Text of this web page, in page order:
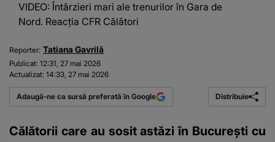
VIDEO: Întârzieri mari ale trenurilor în Gara de
Nord. Reacția CFR Călători
Reporter: Tatiana Gavrilă
Publicat: 12:31, 27 mai 2026
Actualizat: 14:33, 27 mai 2026
Adaugă-ne ca sursă preferată în Google Distribuie
Călătorii care au sosit astăzi în București cu